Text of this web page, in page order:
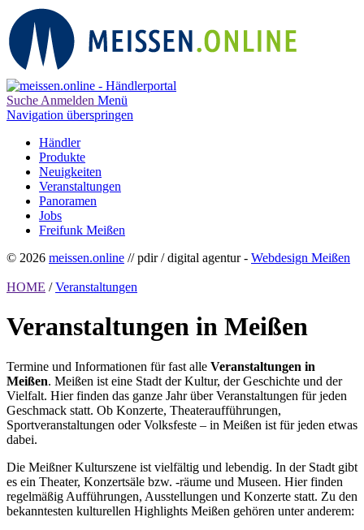
Suche Anmelden Menü
Navigation überspringen
Händler
Produkte
Neuigkeiten
Veranstaltungen
Panoramen
Jobs
Freifunk Meißen
© 2026 meissen.online // pdir / digital agentur - Webdesign Meißen
HOME / Veranstaltungen
Veranstaltungen in Meißen
Termine und Informationen für fast alle Veranstaltungen in
Meißen. Meißen ist eine Stadt der Kultur, der Geschichte und der
Vielfalt. Hier finden das ganze Jahr über Veranstaltungen für jeden
Geschmack statt. Ob Konzerte, Theateraufführungen,
Sportveranstaltungen oder Volksfeste – in Meißen ist für jeden etwas
dabei.
Die Meißner Kulturszene ist vielfältig und lebendig. In der Stadt gibt
es ein Theater, Konzertsäle bzw. -räume und Museen. Hier finden
regelmäßig Aufführungen, Ausstellungen und Konzerte statt. Zu den
bekanntesten kulturellen Highlights Meißen gehören unter anderem: